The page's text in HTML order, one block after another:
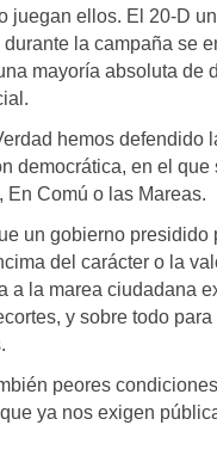
juegan ellos. El 20-D
la campaña se
mayoría absoluta de
hemos defendido
democrática, en el
En Comú o las Mareas.
un gobierno presidido
del carácter o la
a la marea ciudadana
y sobre todo
peores
ya nos exigen